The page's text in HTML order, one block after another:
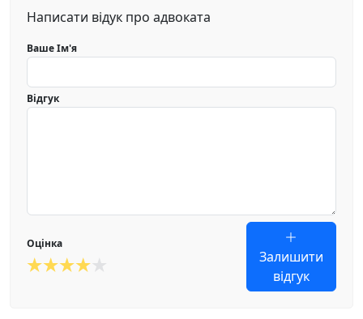
Написати відук про адвоката
Ваше Ім'я
Відгук
Оцінка
Залишити
відгук